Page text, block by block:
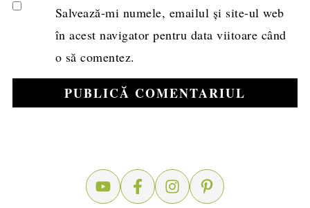
Salvează-mi numele, emailul și site-ul web
în acest navigator pentru data viitoare când
o să comentez.